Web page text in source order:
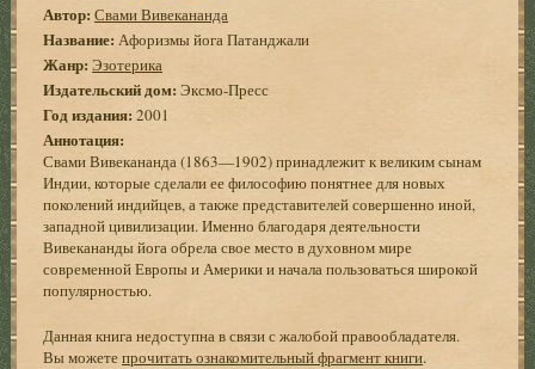
Автор: Свами Вивекананда
Название: Афоризмы йога Патанджали
Жанр: Эзотерика
Издательский дом: Эксмо-Пресс
Год издания:2001
Аннотация:
Свами Вивекананда (1863—1902) принадлежит к великим сынам
Индии, которые сделали ее философию понятнее для новых
поколений индийцев, а также представителей совершенно иной,
западной цивилизации. Именно благодаря деятельности
Вивекананды йога обрела свое место в духовном мире
современной Европы и Америки и начала пользоваться широкой
популярностью.
Данная книга недоступна в связи с жалобой правообладателя.
Вы можетепрочитать ознакомительный фрагмент книги.